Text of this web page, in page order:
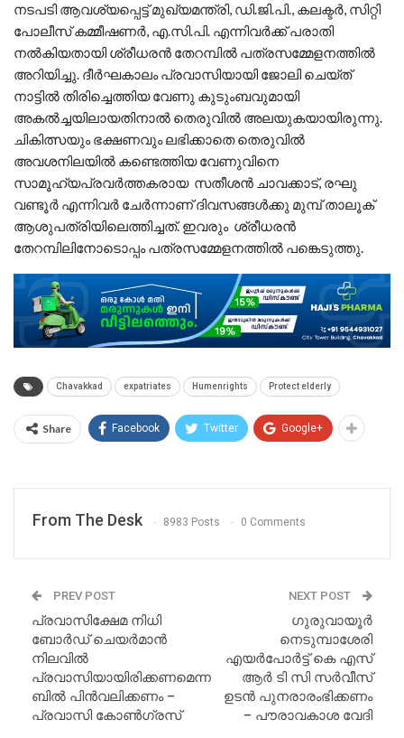
നടപടി ആവശ്യപ്പെട്ട് മുഖ്യമന്ത്രി, ഡി.ജി.പി., കലക്ടര്‍, സിറ്റി
പോലീസ് കമ്മീഷണര്‍, എ.സി.പി. എന്നിവര്‍ക്ക് പരാതി
നല്‍കിയതായി ശ്രീധരന്‍ തേറമ്പില്‍ പത്രസമ്മേളനത്തില്‍
അറിയിച്ചു. ദീര്‍ഘകാലം പ്രവാസിയായി ജോലി ചെയ്ത്
നാട്ടില്‍ തിരിച്ചെത്തിയ വേണു കുടുംബവുമായി
അകല്‍ച്ചയിലായതിനാല്‍ തെരുവില്‍ അലയുകയായിരുന്നു.
ചികിത്സയും ഭക്ഷണവും ലഭിക്കാതെ തെരുവില്‍
അവശനിലയില്‍ കണ്ടെത്തിയ വേണുവിനെ
സാമൂഹ്യപ്രവര്‍ത്തകരായ സതീശന്‍ ചാവക്കാട്, രഘു
വണ്ടൂര്‍ എന്നിവര്‍ ചേര്‍ന്നാണ് ദിവസങ്ങള്‍ക്കു മുമ്പ് താലൂക്
ആശുപത്രിയിലെത്തിച്ചത്. ഇവരും ശ്രീധരന്‍
തേറമ്പിലിനോടൊപ്പം പത്രസമ്മേളനത്തില്‍ പങ്കെടുത്തു.
Chavakkad expatriates Humenrights Protect elderly
Share Facebook Twitter Google+
From The Desk 8983 Posts 0 Comments
PREV POST
പ്രവാസിക്ഷേമ നിധി
ബോർഡ് ചെയർമാൻ
നിലവിൽ
പ്രവാസിയായിരിക്കണമെന്ന
ബിൽ പിൻവലിക്കണം –
പ്രവാസി കോൺഗ്രസ്
NEXT POST
ഗുരുവായൂർ
നെടുമ്പാശേരി
എയർപോർട്ട് കെ എസ്
ആർ ടി സി സർവീസ്
ഉടൻ പുനരാരംഭിക്കണം
– പൗരാവകാശ വേദി